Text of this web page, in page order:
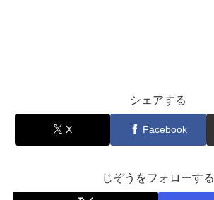
シェアする
X Facebook
じぞうをフォローする